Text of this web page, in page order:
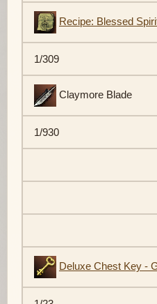
Recipe: Blessed
1/309
Claymore Blade
1/930
Deluxe Chest Key -